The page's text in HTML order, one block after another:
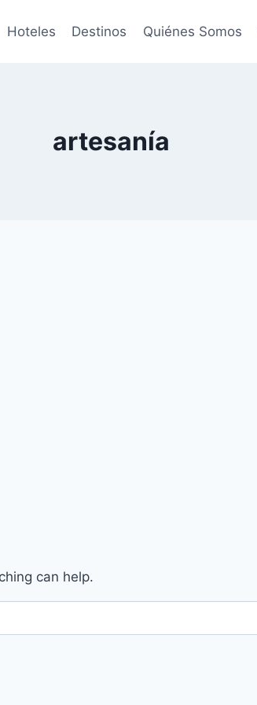
Hoteles Destinos Quiénes Somos
artesanía
can help.